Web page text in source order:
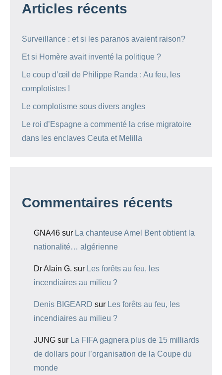
Articles récents
Surveillance : et si les paranos avaient raison?
Et si Homère avait inventé la politique ?
Le coup d’œil de Philippe Randa : Au feu, les
complotistes !
Le complotisme sous divers angles
Le roi d’Espagne a commenté la crise migratoire
dans les enclaves Ceuta et Melilla
Commentaires récents
GNA46 sur La chanteuse Amel Bent obtient la
nationalité… algérienne
Dr Alain G. sur Les forêts au feu, les
incendiaires au milieu ?
Denis BIGEARD sur Les forêts au feu, les
incendiaires au milieu ?
JUNG sur La FIFA gagnera plus de 15 milliards
de dollars pour l’organisation de la Coupe du
monde